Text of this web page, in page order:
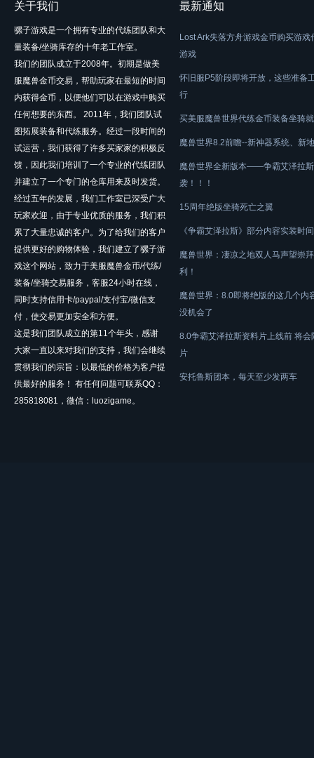
关于我们
骡子游戏是一个拥有专业的代练团队和大
量装备/坐骑库存的十年老工作室。
我们的团队成立于2008年。初期是做美
服魔兽金币交易，帮助玩家在最短的时间
内获得金币，以便他们可以在游戏中购买
任何想要的东西。 2011年，我们团队试
图拓展装备和代练服务。经过一段时间的
试运营，我们获得了许多买家家的积极反
馈，因此我们培训了一个专业的代练团队
并建立了一个专门的仓库用来及时发货。
经过五年的发展，我们工作室已深受广大
玩家欢迎，由于专业优质的服务，我们积
累了大量忠诚的客户。为了给我们的客户
提供更好的购物体验，我们建立了骡子游
戏这个网站，致力于美服魔兽金币/代练/
装备/坐骑交易服务，客服24小时在线，
同时支持信用卡/paypal/支付宝/微信支
付，使交易更加安全和方便。
这是我们团队成立的第11个年头，感谢
大家一直以来对我们的支持，我们会继续
贯彻我们的宗旨：以最低的价格为客户提
供最好的服务！ 有任何问题可联系QQ：
285818081，微信：luozigame。
最新通知
Lost Ark失落方舟游戏金币购买游戏
游戏
怀旧服P5阶段即将开放，这些准备
行
买美服魔兽世界代练金币装备坐骑
魔兽世界8.2前瞻--新神器系统、新
魔兽世界全新版本——争霸艾泽拉
袭！！！
15周年绝版坐骑死亡之翼
《争霸艾泽拉斯》部分内容实装时
魔兽世界：凄凉之地双人马声望崇
利！
魔兽世界：8.0即将绝版的这几个内
没机会了
8.0争霸艾泽拉斯资料片上线前 将会
片
安托鲁斯团本，每天至少发两车